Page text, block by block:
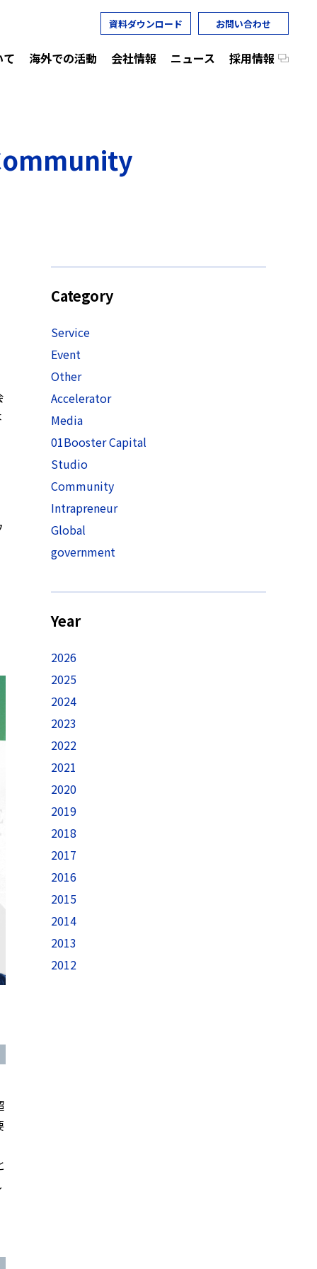
資料ダウンロード お問い合わせ
海外での活動 会社情報 ニュース 採用情報
Category
Service
Event
Other
Accelerator
Media
01Booster Capital
Studio
Community
Intrapreneur
Global
government
Year
2026
2025
2024
2023
2022
2021
2020
2019
2018
2017
2016
2015
2014
2013
2012